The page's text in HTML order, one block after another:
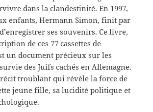
dans la clandestinité. En 1997,
enfants, Hermann Simon, finit par
ses souvenirs. Ce livre,
de ces 77 cassettes de
un document précieux sur les
des Juifs cachés en Allemagne.
récit troublant qui révèle la force de
jeune fille, sa lucidité politique et